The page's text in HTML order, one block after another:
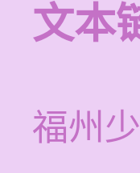
文本
福州